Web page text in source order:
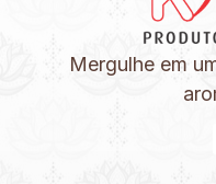
Mergulhe em